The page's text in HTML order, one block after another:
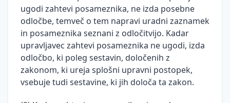
ugodi zahtevi posameznika, ne izda posebne
odločbe, temveč o tem napravi uradni zaznamek
in posameznika seznani z odločitvijo. Kadar
upravljavec zahtevi posameznika ne ugodi, izda
odločbo, ki poleg sestavin, določenih z
zakonom, ki ureja splošni upravni postopek,
vsebuje tudi sestavine, ki jih določa ta zakon.